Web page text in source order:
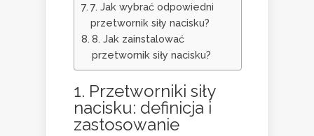
7. Jak wybrać odpowiedni
przetwornik siły nacisku?
8. Jak zainstalować
przetwornik siły nacisku?
1. Przetworniki siły
nacisku: definicja i
zastosowanie